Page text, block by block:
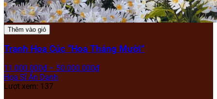
Thêm vào giỏ
Tranh Hoa Cúc “Hoa Tháng Mười”
11.000.000₫ – 50.000.000₫
Họa Sĩ Ẩn Danh
Lượt xem: 137